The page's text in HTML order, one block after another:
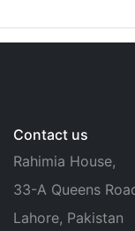
Contact us
Rahimia House,
33-A Queens
Lahore, Pakistan